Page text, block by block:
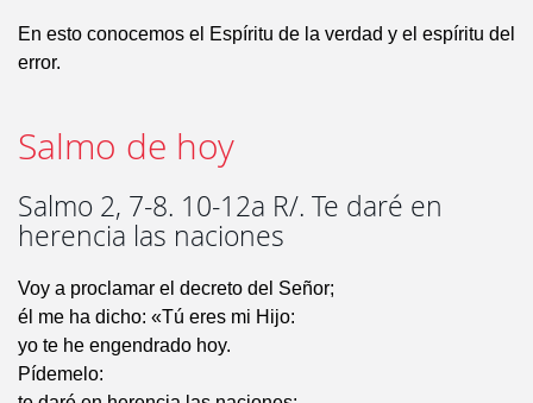
En esto conocemos el Espíritu de la verdad y el espíritu del
error.
Salmo de hoy
Salmo 2, 7-8. 10-12a R/. Te daré en
herencia las naciones
Voy a proclamar el decreto del Señor;
él me ha dicho: «Tú eres mi Hijo:
yo te he engendrado hoy.
Pídemelo: